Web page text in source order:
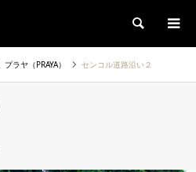
検索
プラヤ（PRAYA） センコル道路沿い２